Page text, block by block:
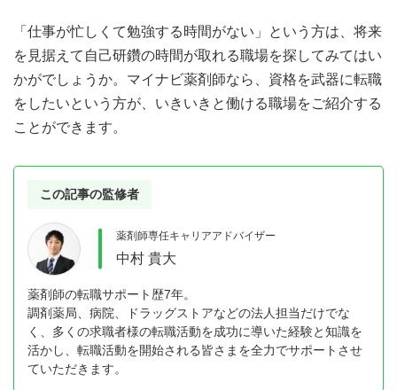
「仕事が忙しくて勉強する時間がない」という方は、将来
を見据えて自己研鑽の時間が取れる職場を探してみてはい
かがでしょうか。マイナビ薬剤師なら、資格を武器に転職
をしたいという方が、いきいきと働ける職場をご紹介する
ことができます。
この記事の監修者
薬剤師専任キャリアアドバイザー
中村 貴大
薬剤師の転職サポート歴7年。
調剤薬局、病院、ドラッグストアなどの法人担当だけでな
く、多くの求職者様の転職活動を成功に導いた経験と知識を
活かし、転職活動を開始される皆さまを全力でサポートさせ
ていただきます。